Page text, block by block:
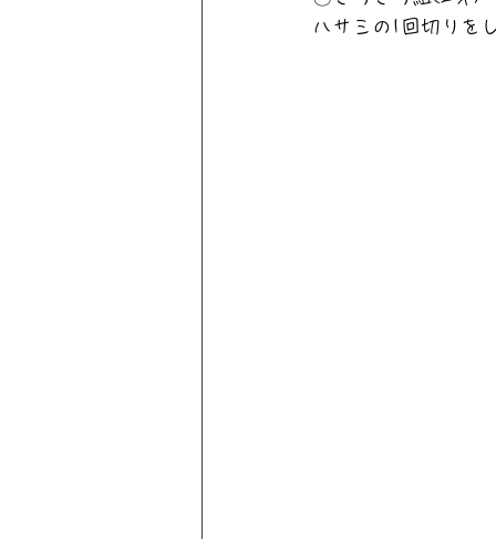
ハサミの1回切りを